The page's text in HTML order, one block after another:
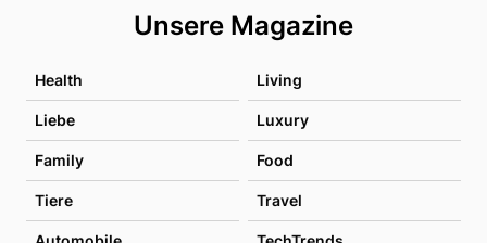
Unsere Magazine
Health Living
Liebe Luxury
Family Food
Tiere Travel